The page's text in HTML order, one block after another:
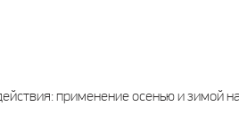
применение осенью и зимой